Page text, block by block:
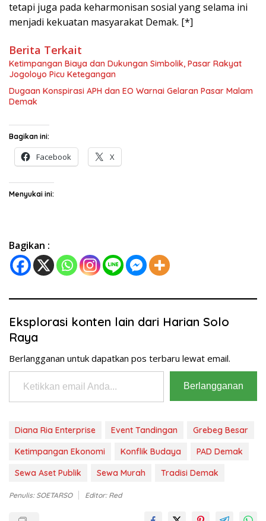
tetapi juga pada keharmonisan sosial yang selama ini
menjadi kekuatan masyarakat Demak. [*]
Berita Terkait
Ketimpangan Biaya dan Dukungan Simbolik, Pasar Rakyat
Jogoloyo Picu Ketegangan
Dugaan Konspirasi APH dan EO Warnai Gelaran Pasar Malam
Demak
Bagikan ini:
Facebook X
Menyukai ini:
Bagikan :
Eksplorasi konten lain dari Harian Solo
Raya
Berlangganan untuk dapatkan pos terbaru lewat email.
Ketikkan email Anda...
Berlangganan
Diana Ria Enterprise Event Tandingan
Grebeg Besar
Ketimpangan Ekonomi
Konflik Budaya
PAD Demak
Sewa Aset Publik
Sewa Murah Tradisi Demak
Penulis: SOETARSO Editor: Red